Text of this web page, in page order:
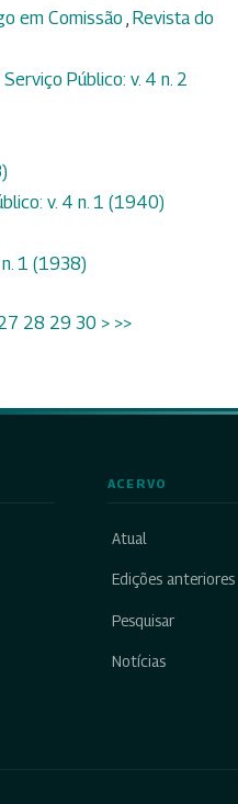
em Comissão , Revista do
Público: v. 4 n. 2
v. 4 n. 1 (1940)
1 (1938)
28 29 30 > >>
ACERVO
Atual
Edições anteriores
Pesquisar
Notícias